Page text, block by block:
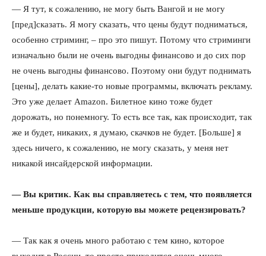
КавПолит
— Я тут, к сожалению, не могу быть Вангой и не могу
[пред]сказать. Я могу сказать, что цены будут подниматься,
особенно стриминг, – про это пишут. Потому что стриминги
изначально были не очень выгодны финансово и до сих пор
не очень выгодны финансово. Поэтому они будут поднимать
[цены], делать какие-то новые программы, включать рекламу.
Это уже делает Amazon. Билетное кино тоже будет
дорожать, но понемногу. То есть все так, как происходит, так
же и будет, никаких, я думаю, скачков не будет. [Больше] я
здесь ничего, к сожалению, не могу сказать, у меня нет
никакой инсайдерской информации.
— Вы критик. Как вы справляетесь с тем, что появляется
меньше продукции, которую вы можете рецензировать?
— Так как я очень много работаю с тем кино, которое